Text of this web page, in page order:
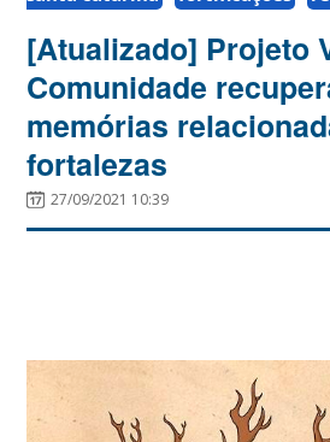
[Atualizado] Projeto
Comunidade
memórias
fortalezas
27/09/2021 10:39